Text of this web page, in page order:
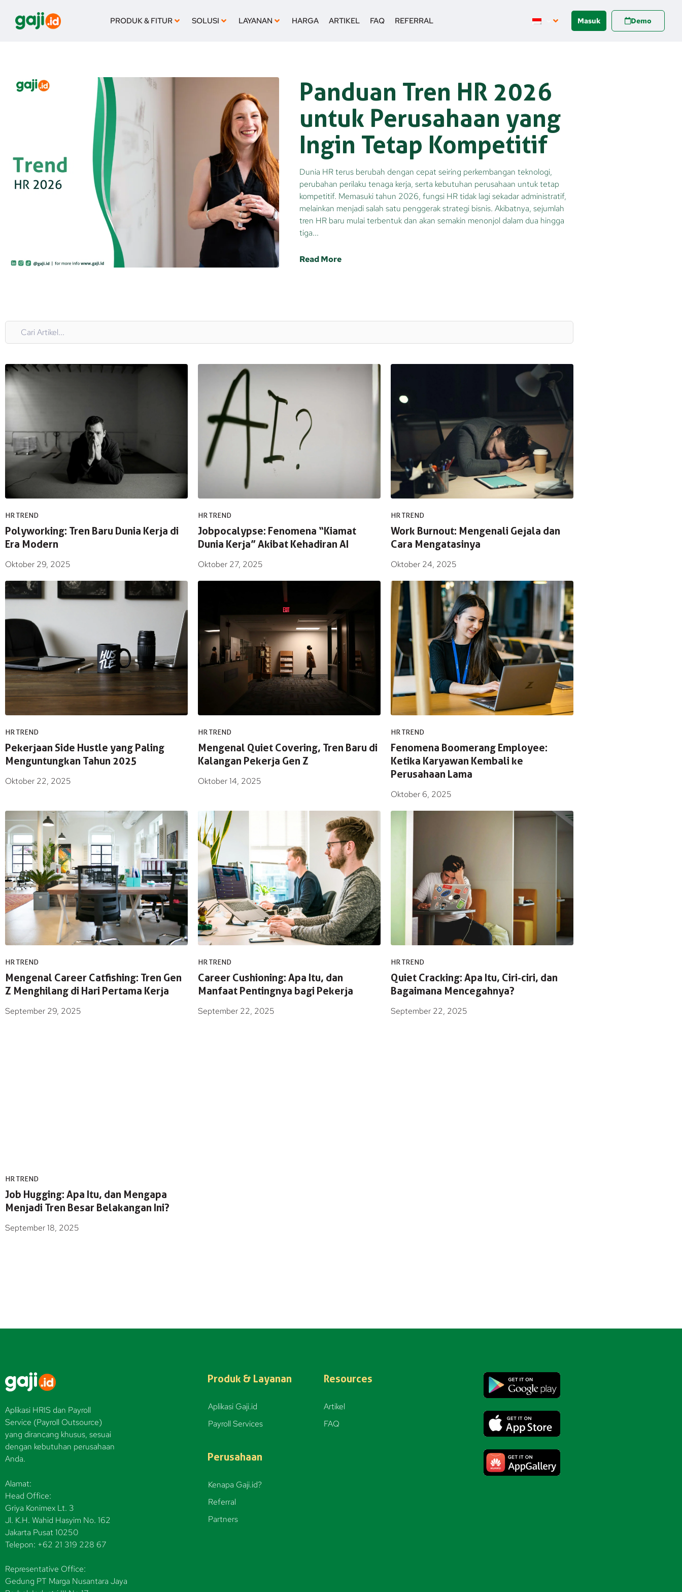
konten
PRODUK & FITUR SOLUSI LAYANAN HARGA ARTIKEL FAQ REFERRAL Masuk Demo
Panduan Tren HR 2026
untuk Perusahaan yang
Ingin Tetap Kompetitif
Dunia HR terus berubah dengan cepat seiring perkembangan teknologi,
perubahan perilaku tenaga kerja, serta kebutuhan perusahaan untuk tetap
kompetitif. Memasuki tahun 2026, fungsi HR tidak lagi sekadar administratif,
melainkan menjadi salah satu penggerak strategi bisnis. Akibatnya, sejumlah
tren HR baru mulai terbentuk dan akan semakin menonjol dalam dua hingga
tiga...
Read More
HR TREND
Polyworking: Tren Baru Dunia Kerja di
Era Modern
Oktober 29, 2025
HR TREND
Jobpocalypse: Fenomena “Kiamat
Dunia Kerja” Akibat Kehadiran AI
Oktober 27, 2025
HR TREND
Work Burnout: Mengenali Gejala dan
Cara Mengatasinya
Oktober 24, 2025
HR TREND
Pekerjaan Side Hustle yang Paling
Menguntungkan Tahun 2025
Oktober 22, 2025
HR TREND
Mengenal Quiet Covering, Tren Baru di
Kalangan Pekerja Gen Z
Oktober 14, 2025
HR TREND
Fenomena Boomerang Employee:
Ketika Karyawan Kembali ke
Perusahaan Lama
Oktober 6, 2025
HR TREND
Mengenal Career Catfishing: Tren Gen
Z Menghilang di Hari Pertama Kerja
September 29, 2025
HR TREND
Career Cushioning: Apa Itu, dan
Manfaat Pentingnya bagi Pekerja
September 22, 2025
HR TREND
Quiet Cracking: Apa Itu, Ciri-ciri, dan
Bagaimana Mencegahnya?
September 22, 2025
HR TREND
Job Hugging: Apa Itu, dan Mengapa
Menjadi Tren Besar Belakangan Ini?
September 18, 2025
Aplikasi HRIS dan Payroll
Service (Payroll Outsource)
yang dirancang khusus, sesuai
dengan kebutuhan perusahaan
Anda.
Alamat:
Head Office:
Griya Konimex Lt. 3
Jl. K.H. Wahid Hasyim No. 162
Jakarta Pusat 10250
Telepon: +62 21 319 228 67
Representative Office:
Gedung PT Marga Nusantara Jaya
Produk & Layanan
Aplikasi Gaji.id
Payroll Services
Perusahaan
Kenapa Gaji.id?
Referral
Partners
Resources
Artikel
FAQ